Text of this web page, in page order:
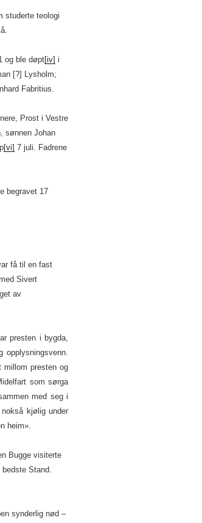
studerte teologi
og ble døpt[iv] i
[?] Lysholm;
Fabritius.
Prost i Vestre
sønnen Johan
[vi] 7 juli. Fadrene
begravet 17
få til en fast
Sivert
av
presten i bygda,
opplysningsvenn.
millom presten og
som sørga
med seg i
kjølig under
heim».
Bugge visiterte
Stand.
synderlig nød –